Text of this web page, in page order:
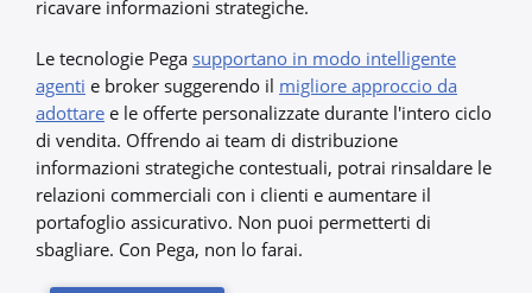
ricavare informazioni strategiche.
Le tecnologie Pega supportano in modo intelligente
agenti e broker suggerendo il migliore approccio da
adottare e le offerte personalizzate durante l'intero ciclo
di vendita. Offrendo ai team di distribuzione
informazioni strategiche contestuali, potrai rinsaldare le
relazioni commerciali con i clienti e aumentare il
portafoglio assicurativo. Non puoi permetterti di
sbagliare. Con Pega, non lo farai.